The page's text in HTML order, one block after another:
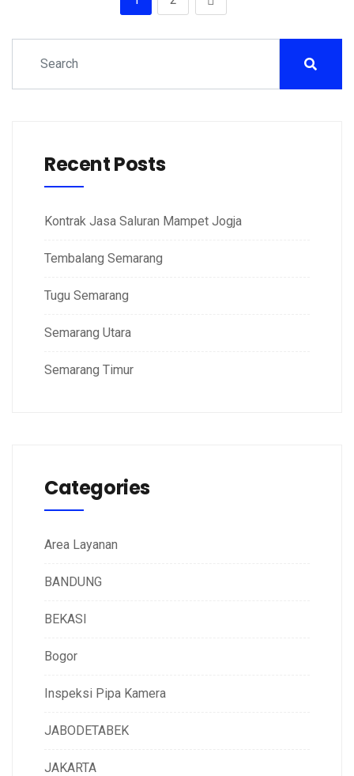
Recent Posts
Kontrak Jasa Saluran Mampet Jogja
Tembalang Semarang
Tugu Semarang
Semarang Utara
Semarang Timur
Categories
Area Layanan
BANDUNG
BEKASI
Bogor
Inspeksi Pipa Kamera
JABODETABEK
JAKARTA